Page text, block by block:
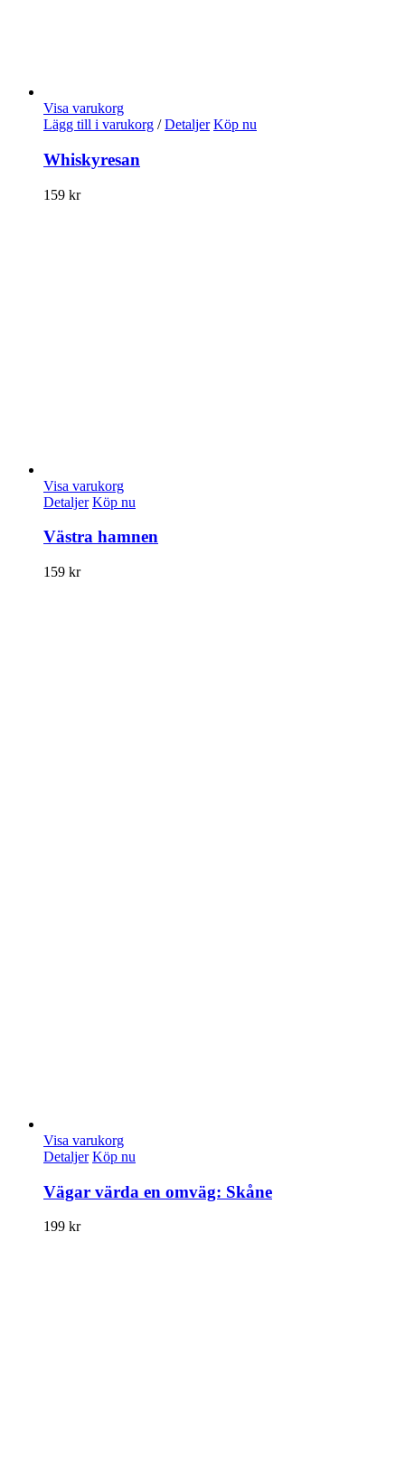
Visa varukorg
Lägg till i varukorg / Detaljer Köp nu
Whiskyresan
159 kr
Visa varukorg
Detaljer Köp nu
Västra hamnen
159 kr
Visa varukorg
Detaljer Köp nu
Vägar värda en omväg: Skåne
199 kr